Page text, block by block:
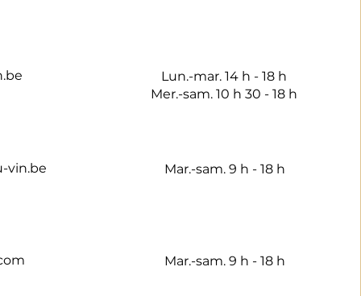
vin.be
Lun.-mar. 14 h - 18 h
Mer.-sam. 10 h 30 - 18 h
Mar.-sam. 9 h - 18 h
Mar.-sam. 9 h - 18 h